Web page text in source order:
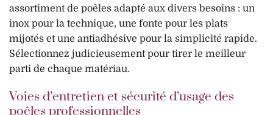
assortiment de poêles adapté aux divers besoins : un
inox pour la technique, une fonte pour les plats
mijotés et une antiadhésive pour la simplicité rapide.
Sélectionnez judicieusement pour tirer le meilleur
parti de chaque matériau.
Voies d’entretien et sécurité d’usage des
poêles professionnelles